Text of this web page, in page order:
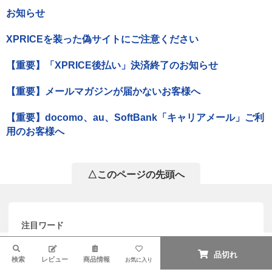
お知らせ
XPRICEを装った偽サイトにご注意ください
【重要】「XPRICE後払い」決済終了のお知らせ
【重要】メールマガジンが届かないお客様へ
【重要】docomo、au、SoftBank「キャリアメール」ご利
用のお客様へ
△このページの先頭へ
注目ワード
東京ゼロエミ 割引
除湿機
延長保証セット
リユース家電
検索 レビュー 商品情報 お気に入り
品切れ